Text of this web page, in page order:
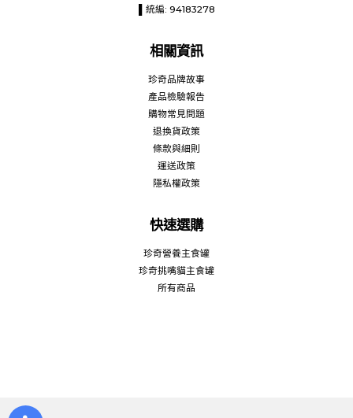
▌統編: 94183278
相關資訊
珍奇品牌故事
產品檢驗報告
購物常見問題
退換貨政策
條款與細則
運送政策
隱私權政策
快速選購
珍奇營養主食罐
珍奇挑嘴貓主食罐
所有商品